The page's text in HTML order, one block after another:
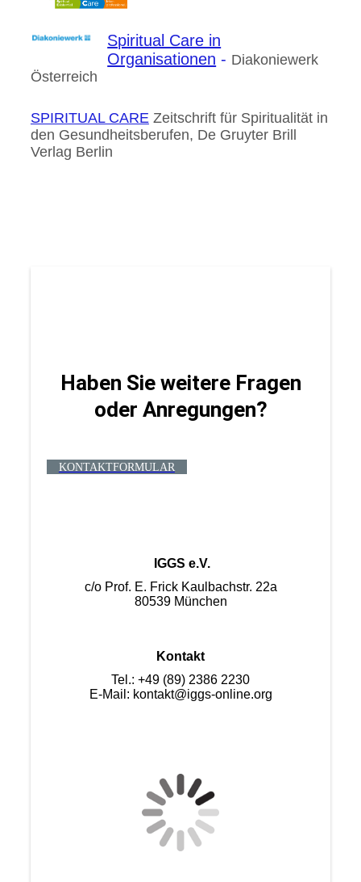
Spiritual Care in
Organisationen - Diakoniewerk
Österreich
SPIRITUAL CARE Zeitschrift für Spiritualität in
den Gesundheitsberufen, De Gruyter Brill
Verlag Berlin
Haben Sie weitere Fragen
oder Anregungen?
KONTAKTFORMULAR
IGGS e.V.
c/o Prof. E. Frick Kaulbachstr. 22a
80539 München
Kontakt
Tel.: +49 (89) 2386 2230
E-Mail: kontakt@iggs-online.org